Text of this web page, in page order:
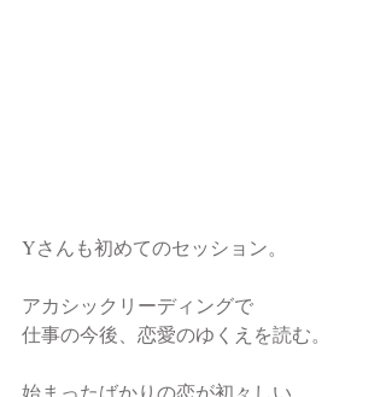
Yさんも初めてのセッション。
アカシックリーディングで
仕事の今後、恋愛のゆくえを読む。
始まったばかりの恋が初々しい。